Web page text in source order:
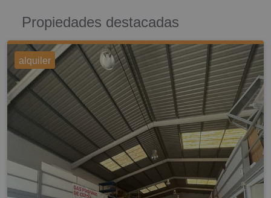
Propiedades destacadas
alquiler